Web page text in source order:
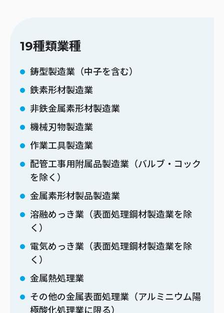
19種類業種
鋳型製造業（中子を含む）
鉄素形材製造業
非鉄金属素形材製造業
機械刃物製造業
作業工具製造業
配管工事用附属品製造業（バルブ・コック
を除く）
金属素形材製品製造業
溶融めっき業（表面処理鋼材製造業を除
く）
電気めっき業（表面処理鋼材製造業を除
く）
金属熱処理業
その他の金属表面処理業（アルミニウム陽
極酸化処理業に限る）